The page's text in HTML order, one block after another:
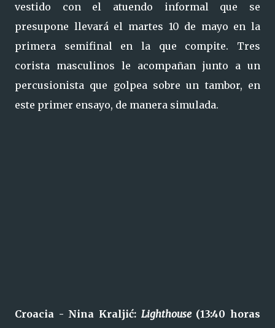
vestido con el atuendo informal que se
presupone llevará el martes 10 de mayo en la
primera semifinal en la que compite. Tres
corista masculinos le acompañan junto a un
percusionista que golpea sobre un tambor, en
este primer ensayo, de manera simulada.
Croacia - Nina Kraljić: Lighthouse (13:40 horas